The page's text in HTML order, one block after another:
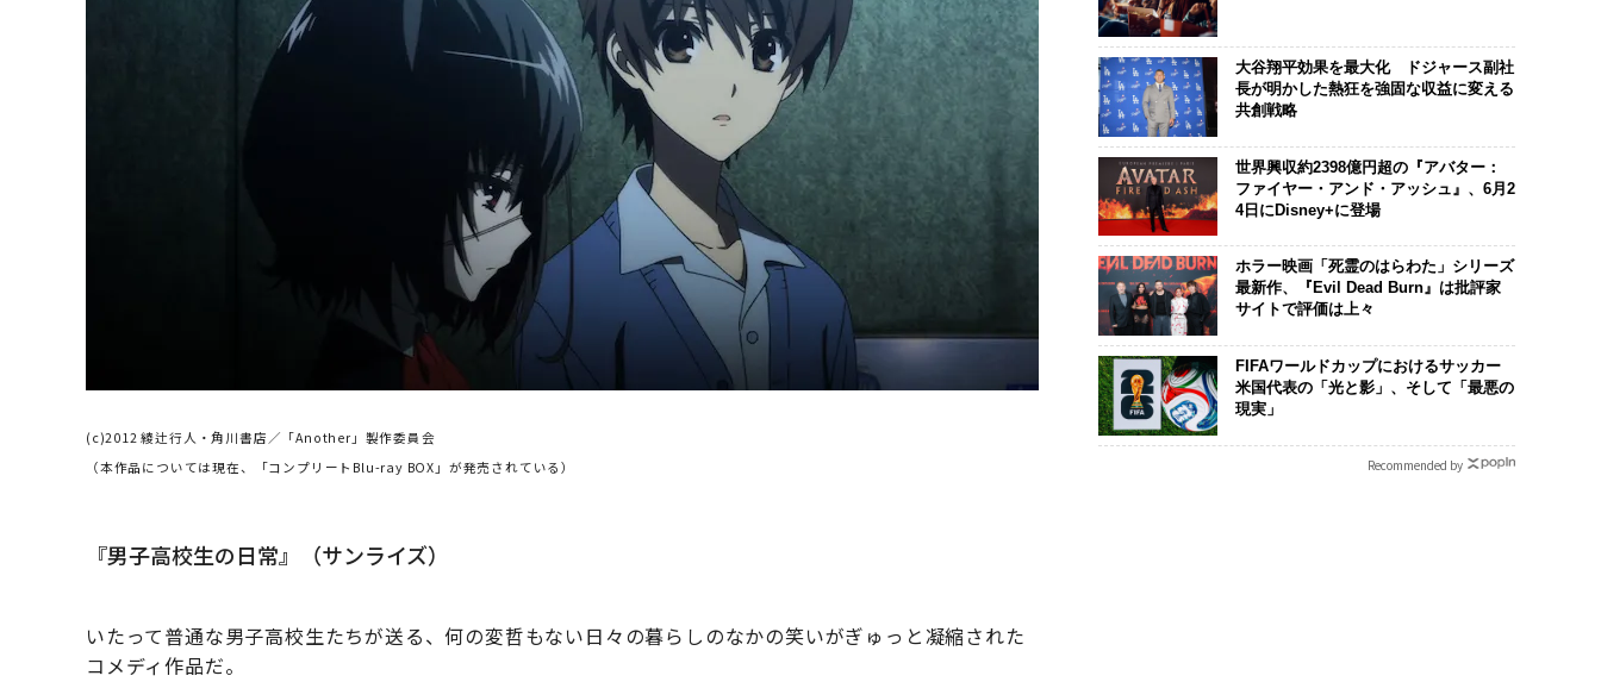
(c)2012 綾辻行人・角川書店／「Another」製作委員会
（本作品については現在、「コンプリートBlu-ray BOX」が発売されている）
『男子高校生の日常』（サンライズ）
いたって普通な男子高校生たちが送る、何の変哲もない日々の暮らしのなかの笑いがぎゅっと凝縮された
コメディ作品だ。
大谷翔平効果を最大化 ドジャース副社
長が明かした熱狂を強固な収益に変える
共創戦略
世界興収約2398億円超の『アバター：
ファイヤー・アンド・アッシュ』、6月2
4日にDisney+に登場
ホラー映画「死霊のはらわた」シリーズ
最新作、『Evil Dead Burn』は批評家
サイトで評価は上々
FIFAワールドカップにおけるサッカー
米国代表の「光と影」、そして「最悪の
現実」
Recommended by